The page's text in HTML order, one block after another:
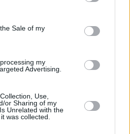
and its third-party tags to
purposes in below Google
Sale of my
my
Advertising.
Use,
or Sharing of my
Unrelated with the
was collected.